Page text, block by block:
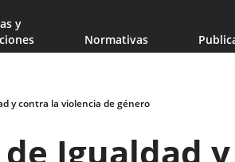
y
Normativas
y contra la violencia de género
Igualdad